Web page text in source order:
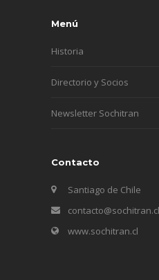
Menú
Historia
Directorio y Socios
Newsletter Sochitran
Contacto
Santiago de Chile
contacto@sochitran.cl
www.sochitran.cl